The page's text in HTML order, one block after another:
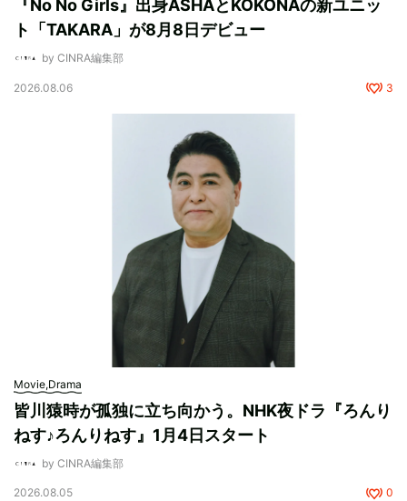
『No No Girls』出身ASHAとKOKONAの新ユニッ
ト「TAKARA」が8月8日デビュー
by CINRA編集部
2026.08.06 3
Movie,Drama
皆川猿時が孤独に立ち向かう。NHK夜ドラ『ろんり
ねす♪ろんりねす』1月4日スタート
by CINRA編集部
2026.08.05 0